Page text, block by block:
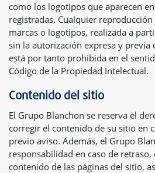
como los logotipos que aparecen
registradas. Cualquier
marcas o logotipos, realizada a
sin la autorización expresa y previa
está por tanto prohibida en el
Código de la Propiedad Intelectual.
Contenido del sitio
El Grupo Blanchon se reserva el
corregir el contenido de su sitio en
previo aviso. Además, el Grupo
responsabilidad en caso de
contenido de las páginas del sitio,